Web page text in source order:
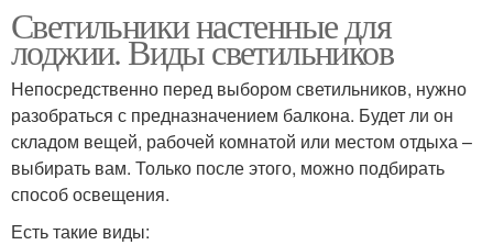
Светильники настенные для
лоджии. Виды светильников
Непосредственно перед выбором светильников, нужно
разобраться с предназначением балкона. Будет ли он
складом вещей, рабочей комнатой или местом отдыха –
выбирать вам. Только после этого, можно подбирать
способ освещения.
Есть такие виды: